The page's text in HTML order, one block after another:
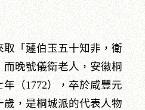
「蘧伯玉五十知非，衛
晚號儀衛老人，安徽桐
（1772），卒於咸豐元
歲，是桐城派的代表人物